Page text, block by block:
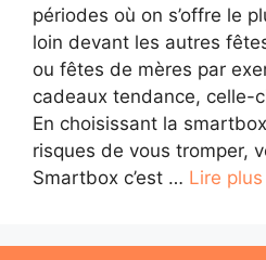
périodes où on s’offre le
loin devant les autres
ou fêtes de mères par
cadeaux tendance, celle-
En choisissant la
risques de vous tromper,
Smartbox c’est … Lire plus